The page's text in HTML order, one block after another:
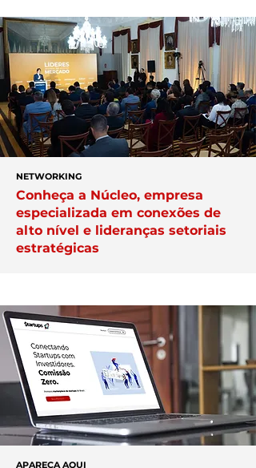
NETWORKING
Conheça a Núcleo, empresa
especializada em conexões de
alto nível e lideranças setoriais
estratégicas
APAREÇA AQUI